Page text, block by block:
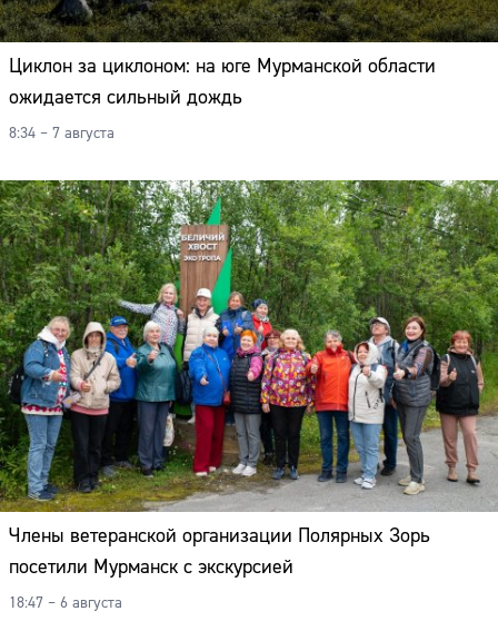
Циклон за циклоном: на юге Мурманской области
ожидается сильный дождь
8:34 – 7 августа
Члены ветеранской организации Полярных Зорь
посетили Мурманск с экскурсией
18:47 – 6 августа